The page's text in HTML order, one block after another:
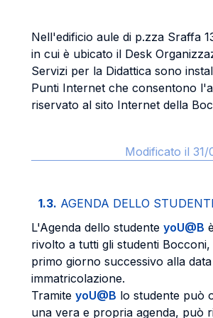
Nell'edificio aule di p.zza Sraffa
in cui è ubicato il Desk
Servizi per la Didattica sono
Punti Internet che consentono
riservato al sito Internet della
Modificato il
1.3. AGENDA DELLO
L'Agenda dello studente yoU@B
rivolto a tutti gli studenti
primo giorno successivo alla
immatricolazione.
Tramite yoU@B lo studente può
una vera e propria agenda, può